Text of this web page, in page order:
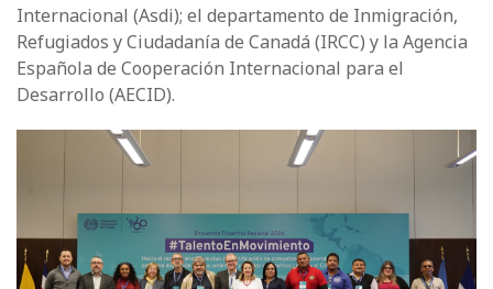
Internacional (Asdi); el departamento de Inmigración,
Refugiados y Ciudadanía de Canadá (IRCC) y la Agencia
Española de Cooperación Internacional para el
Desarrollo (AECID).